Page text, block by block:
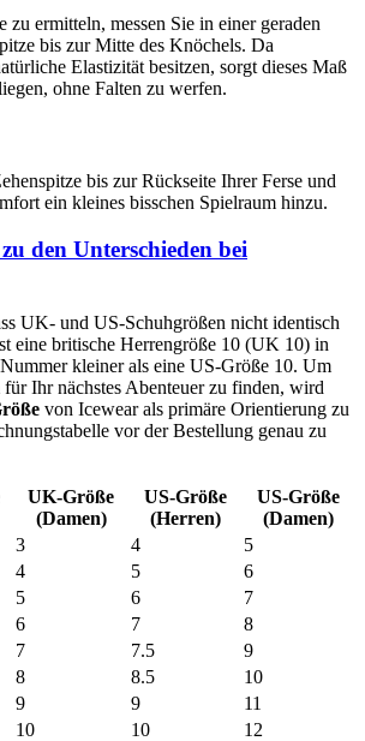
ermitteln, messen Sie in einer geraden
bis zur Mitte des Knöchels. Da
Elastizität besitzen, sorgt dieses Maß
ohne Falten zu werfen.
bis zur Rückseite Ihrer Ferse und
ein kleines bisschen Spielraum hinzu.
den Unterschieden bei
UK- und US-Schuhgrößen nicht identisch
eine britische Herrengröße 10 (UK 10) in
kleiner als eine US-Größe 10. Um
für Ihr nächstes Abenteuer zu finden, wird
von Icewear als primäre Orientierung zu
vor der Bestellung genau zu
UK-Größe
(Damen)
US-Größe
(Herren)
US-Größe
(Damen)
3 4
5
4 5
6
5 6
7
6 7
8
7 7.5
9
8 8.5
10
9 9
11
10 10
12